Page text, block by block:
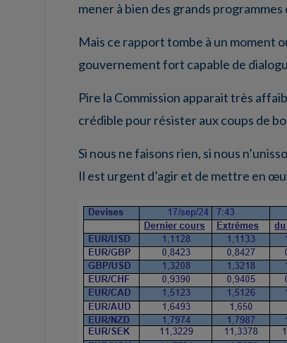
mener à bien des grands
Mais ce rapport tombe à un moment
gouvernement fort capable de
Pire la Commission apparait très
crédible pour résister aux coups de
Si nous ne faisons rien, si nous
Il est urgent d’agir et de mettre en